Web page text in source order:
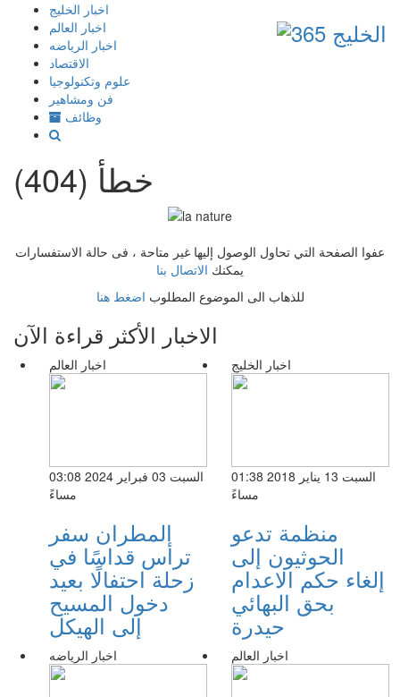
إذهب
المحتوى
اخبار الخليج
اخبار العالم
اخبار الرياضه
الاقتصاد
علوم وتكنولوجيا
فن ومشاهير
وظائف
خطأ (404)
عفوا الصفحة التي تحاول الوصول إليها غير متاحة ، فى حالة الاستفسارات
يمكنك الاتصال بنا
للذهاب الى الموضوع المطلوب اضغط هنا
الاخبار الأكثر قراءة الآن
اخبار العالم
السبت 03 فبراير 2024 03:08
مساءً
المطران سفر
ترأس قداسًا في
زحلة احتفالًا بعيد
دخول المسيح
إلى الهيكل
اخبار الخليج
السبت 13 يناير 2018 01:38
مساءً
منظمة تدعو
الحوثيون إلى
إلغاء حكم الاعدام
بحق البهائي
حيدرة
اخبار الرياضه اخبار العالم